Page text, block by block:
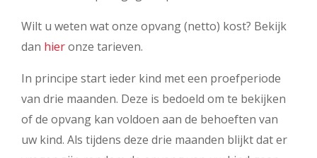
Wilt u weten wat onze opvang (netto) kost? Bekijk
dan hieronze tarieven.
In principe start ieder kind met een proefperiode
van drie maanden. Deze is bedoeld om te bekijken
of de opvang kan voldoen aan de behoeften van
uw kind. Als tijdens deze drie maanden blijkt dat er